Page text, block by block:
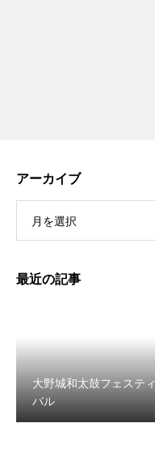
アーカイブ
月を選択
最近の記事
大野城和太鼓フェスティ
バル